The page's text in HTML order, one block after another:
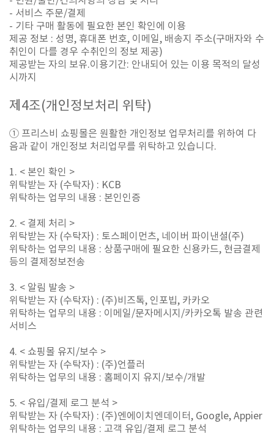
- 서비스 주문/결제
- 기타 구매 활동에 필요한 본인 확인에 이용
제공 정보 : 성명, 휴대폰 번호, 이메일, 배송지 주소(구매자와 수
취인이 다를 경우 수취인의 정보 제공)
제공받는 자의 보유.이용기간: 안내되어 있는 이용 목적의 달성
시까지
제 4조(개인정보처리 위탁)
① 프리스비 쇼핑몰은 원활한 개인정보 업무처리를 위하여 다
음과 같이 개인정보 처리업무를 위탁하고 있습니다.
1. < 본인 확인 >
위탁받는 자 (수탁자) : KCB
위탁하는 업무의 내용 : 본인인증
2. < 결제 처리 >
위탁받는 자 (수탁자) : 토스페이먼츠, 네이버 파이낸셜(주)
위탁하는 업무의 내용 : 상품구매에 필요한 신용카드, 현금결제
등의 결제정보전송
3. < 알림 발송 >
위탁받는 자 (수탁자) : (주)비즈톡, 인포빕, 카카오
위탁하는 업무의 내용 : 이메일/문자메시지 /카카오톡 발송 관련
서비스
4. < 쇼핑몰 유지 /보수 >
위탁받는 자 (수탁자) : (주)언플러
위탁하는 업무의 내용 : 홈페이지 유지 /보수/개발
5. < 유입 /결제 로그 분석 >
위탁받는 자 (수탁자) : (주)엔에이치엔데이터, Google, Appier
위탁하는 업무의 내용 : 고객 유입 /결제 로그 분석